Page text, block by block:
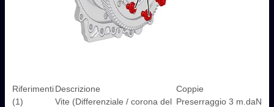
RiferimentiDescrizione
Coppie
(1)
Vite (Differenziale / corona del Preserraggio 3 m.daN